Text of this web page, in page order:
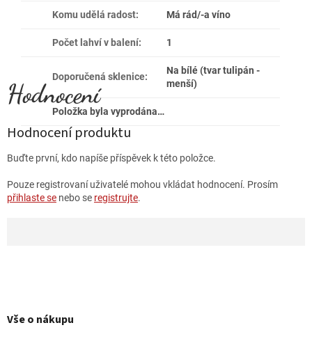
Komu udělá radost: Má rád/-a víno
Počet lahví v balení: 1
Doporučená sklenice:
Na bílé (tvar tulipán -
menší)
Položka byla vyprodána…
Hodnocení produktu
Buďte první, kdo napíše příspěvek k této položce.
Pouze registrovaní uživatelé mohou vkládat hodnocení. Prosím
přihlaste se nebo se registrujte.
pVše o nákupu